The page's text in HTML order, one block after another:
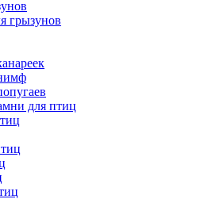
грызунов
для птиц